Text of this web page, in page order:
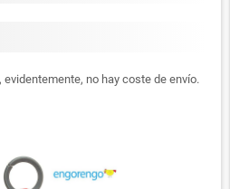
no hay coste de envío.